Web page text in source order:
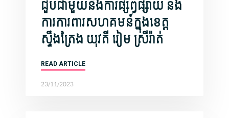
ជួបជាមួយនឹងការផ្សព្វផ្សាយ និង
ការការពារសហគមន៍ក្នុងខេត្ត
ស្ទឹងត្រែង យុវតី រៀម ស្រីរ៉ាត់
READ ARTICLE
23/11/2023